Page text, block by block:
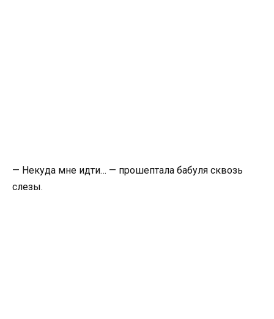
— Некуда мне идти… — прошептала бабуля сквозь
слезы.